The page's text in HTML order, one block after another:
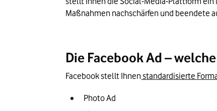
Maßnahmen nachschärfen und beendete
Die Facebook Ad –
Facebook stellt Ihnen standardisierte
Photo Ad